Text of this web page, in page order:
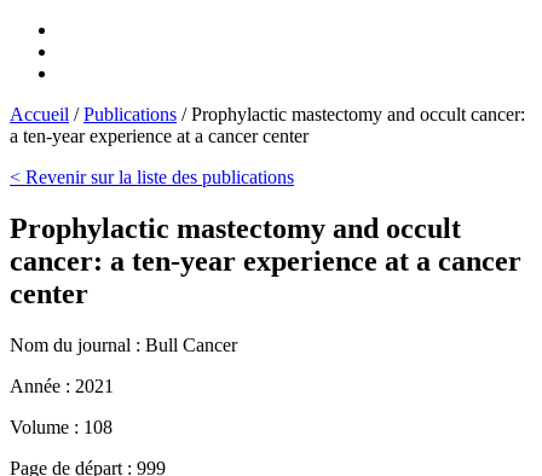
Accueil /Publications /Prophylactic mastectomy and occult cancer:
a ten-year experience at a cancer center
< Revenir sur la liste des publications
Prophylactic mastectomy and occult
cancer: a ten-year experience at a cancer
center
Nom du journal : Bull Cancer
Année : 2021
Volume : 108
Page de départ : 999